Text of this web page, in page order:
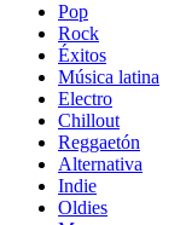
Pop
Rock
Éxitos
Música latina
Electro
Chillout
Reggaetón
Alternativa
Indie
Oldies